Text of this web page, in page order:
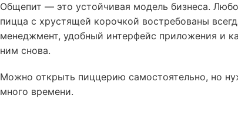
Общепит — это устойчивая модель бизнеса.
пицца с хрустящей корочкой востребованы
менеджмент, удобный интерфейс приложения и
ним снова.
Можно открыть пиццерию самостоятельно, но
много времени.